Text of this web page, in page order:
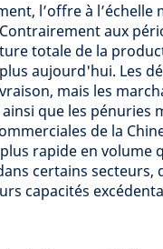
l’offre à
aux
totale de la
aujourd'hui. Les
mais les
que les pénuries
de la
rapide en volume
certains
capacités